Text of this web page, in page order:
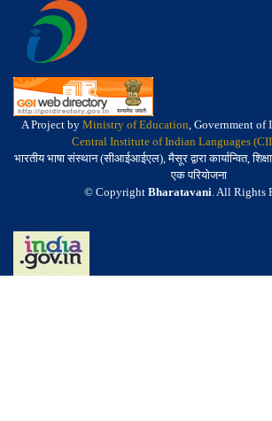
A Project by Ministry of Education, Government of
Central Institute of Indian Languages
भारतीय भाषा संस्थान (सीआईआईएल), मैसूर द्वारा कार्यान्वित,
एक परियोजना
© Copyright Bharatavani. All Rights